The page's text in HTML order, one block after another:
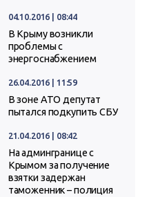
04.10.2016 | 08:44
В Крыму возникли
проблемы с
энергоснабжением
26.04.2016 | 11:59
В зоне АТО депутат
пытался подкупить СБУ
21.04.2016 | 08:42
На админгранице с
Крымом за получение
взятки задержан
таможенник – полиция